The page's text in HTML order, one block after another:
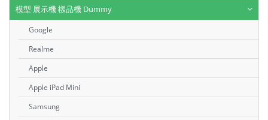
模型 展示機 樣品機 Dummy
Google
Realme
Apple
Apple iPad Mini
Samsung